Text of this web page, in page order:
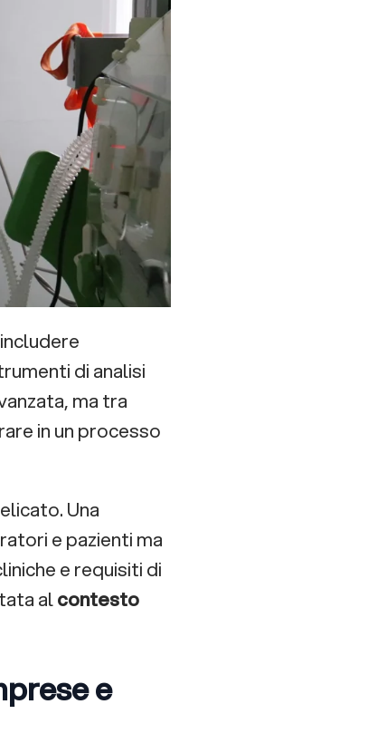
di analisi
ma tra
in un processo
Una
e pazienti ma
e requisiti di
alcontesto
e